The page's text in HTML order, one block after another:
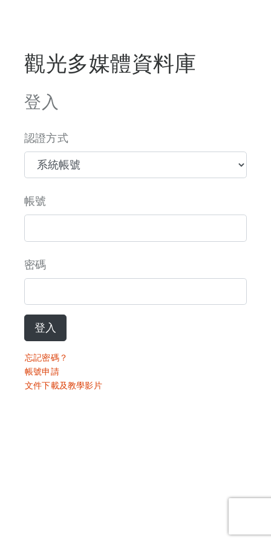
觀光多媒體資料庫
登入
認證方式
帳號
密碼
登入
忘記密碼？
帳號申請
文件下載及教學影片